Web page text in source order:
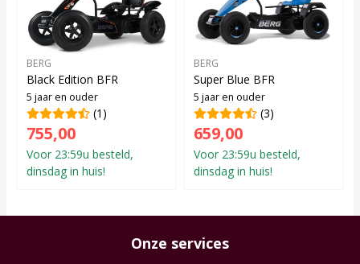
BERG
Black Edition BFR
5 jaar en ouder
(1)
755,00
Voor 23:59u besteld,
dinsdag in huis!
BERG
Super Blue BFR
5 jaar en ouder
(3)
659,00
Voor 23:59u besteld,
dinsdag in huis!
Onze services